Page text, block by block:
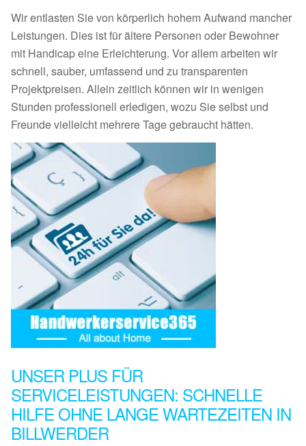
Wir entlasten Sie von körperlich hohem Aufwand mancher
Leistungen. Dies ist für ältere Personen oder Bewohner
mit Handicap eine Erleichterung. Vor allem arbeiten wir
schnell, sauber, umfassend und zu transparenten
Projektpreisen. Allein zeitlich können wir in wenigen
Stunden professionell erledigen, wozu Sie selbst und
Freunde vielleicht mehrere Tage gebraucht hätten.
UNSER PLUS FÜR
SERVICELEISTUNGEN: SCHNELLE
HILFE OHNE LANGE WARTEZEITEN IN
BILLWERDER